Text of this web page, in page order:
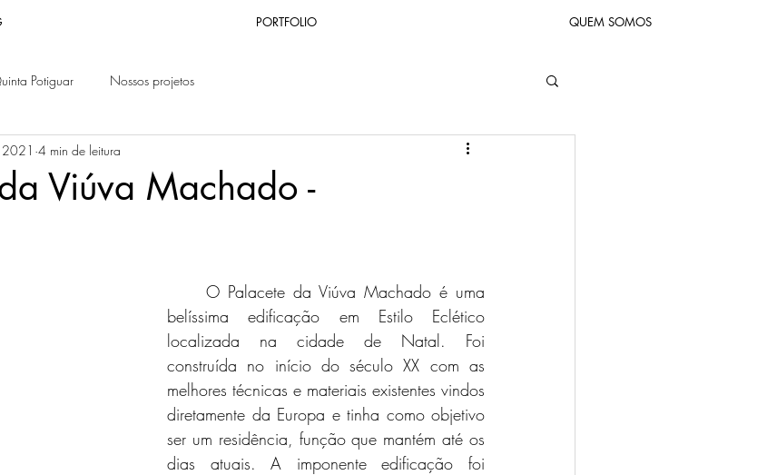
PORTFOLIO QUEM SOMOS
Potiguar Nossos projetos
Viúva Machado -
4 min de leitura
belíssima edificação em Estilo Eclético
localizada na cidade de Natal. Foi
construída no início do século XX com as
melhores técnicas e materiais existentes vindos
diretamente da Europa e tinha como objetivo
ser um residência, função que mantém até os
dias atuais. A imponente edificação foi